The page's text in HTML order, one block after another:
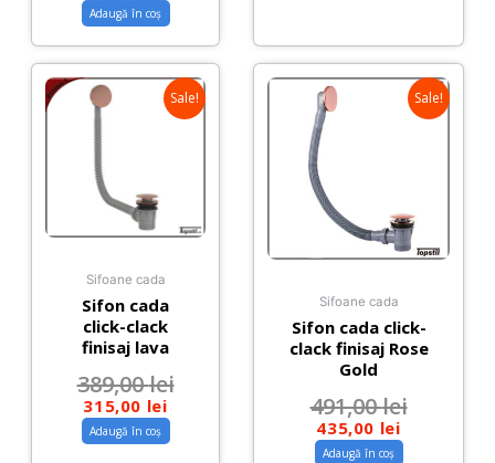
Adaugă în coș
Sale!
Sifoane cada
Sifon cada
click-clack
finisaj lava
389,00lei
315,00 lei
Adaugă în coș
Sale!
Sifoane cada
Sifon cada click-
clack finisaj Rose
Gold
491,00lei
435,00 lei
Adaugă în coș